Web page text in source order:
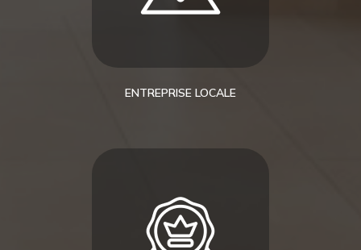
ENTREPRISE LOCALE